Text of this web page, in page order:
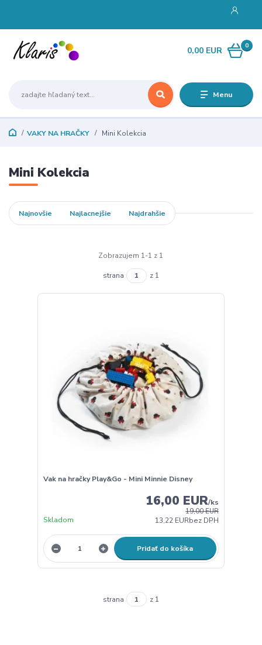
Menu
0
0,00 EUR
VAKY NA HRAČKY Mini Kolekcia
Mini Kolekcia
Najnovšie Najlacnejšie Najdrahšie
Zobrazujem 1-1 z 1
strana z 1
Vak na hračky Play&Go - Mini Minnie Disney
19,00 EUR
16,00 EUR/ks
13,22 EURbez DPH
Skladom
Pridať do košíka
strana z 1